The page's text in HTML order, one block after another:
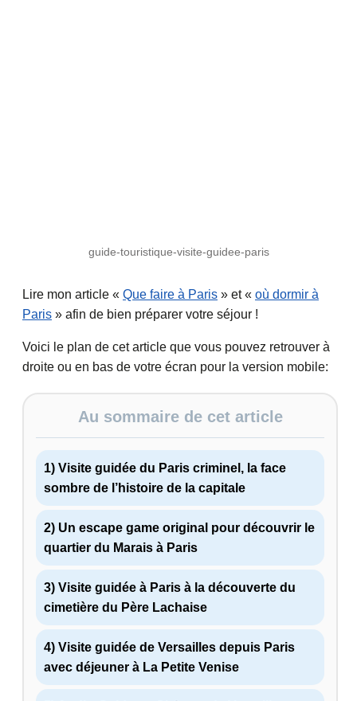
guide-touristique-visite-guidee-paris
Lire mon article « Que faire à Paris » et « où dormir à
Paris » afin de bien préparer votre séjour !
Voici le plan de cet article que vous pouvez retrouver à
droite ou en bas de votre écran pour la version mobile:
Au sommaire de cet article
1) Visite guidée du Paris criminel, la face
sombre de l’histoire de la capitale
2) Un escape game original pour découvrir le
quartier du Marais à Paris
3) Visite guidée à Paris à la découverte du
cimetière du Père Lachaise
4) Visite guidée de Versailles depuis Paris
avec déjeuner à La Petite Venise